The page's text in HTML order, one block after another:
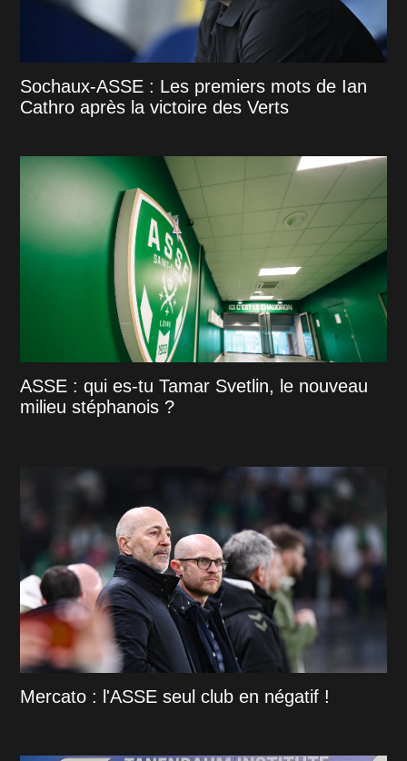
Sochaux-ASSE : Les premiers mots de Ian
Cathro après la victoire des Verts
ASSE : qui es-tu Tamar Svetlin, le nouveau
milieu stéphanois ?
Mercato : l'ASSE seul club en négatif !